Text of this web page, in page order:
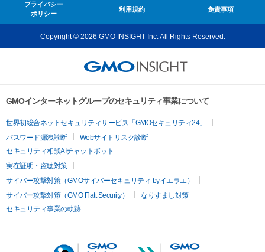
プライバシー
ポリシー
利用規約 免責事項
Copyright © 2026 GMO INSIGHT Inc. All Rights Reserved.
GMOインターネットグループのセキュリティ事業について
世界初総合ネットセキュリティサービス「GMOセキュリティ24」
パスワード漏洩診断
Webサイトリスク診断
セキュリティ相談AIチャットボット
実在証明・盗聴対策
サイバー攻撃対策（GMOサイバーセキュリティ byイエラエ）
サイバー攻撃対策（GMO Flatt Security）
なりすまし対策
セキュリティ事業の軌跡